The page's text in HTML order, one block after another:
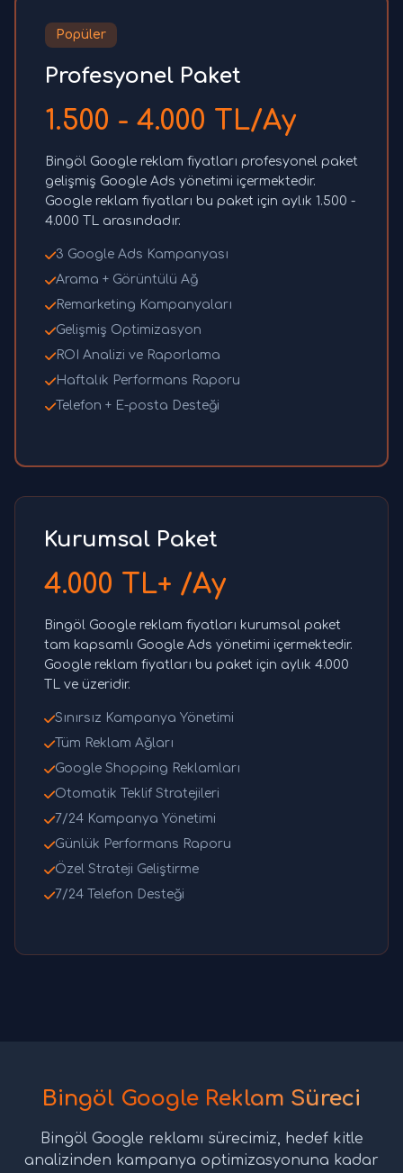
Popüler
Profesyonel Paket
1.500 - 4.000 TL/Ay
Bingöl Google reklam fiyatları profesyonel paket
gelişmiş Google Ads yönetimi içermektedir.
Google reklam fiyatları bu paket için aylık 1.500 -
4.000 TL arasındadır.
3 Google Ads Kampanyası
Arama + Görüntülü Ağ
Remarketing Kampanyaları
Gelişmiş Optimizasyon
ROI Analizi ve Raporlama
Haftalık Performans Raporu
Telefon + E-posta Desteği
Kurumsal Paket
4.000 TL+ /Ay
Bingöl Google reklam fiyatları kurumsal paket
tam kapsamlı Google Ads yönetimi içermektedir.
Google reklam fiyatları bu paket için aylık 4.000
TL ve üzeridir.
Sınırsız Kampanya Yönetimi
Tüm Reklam Ağları
Google Shopping Reklamları
Otomatik Teklif Stratejileri
7/24 Kampanya Yönetimi
Günlük Performans Raporu
Özel Strateji Geliştirme
7/24 Telefon Desteği
Bingöl Google Reklam Süreci
Bingöl Google reklamı sürecimiz, hedef kitle
analizinden kampanya optimizasyonuna kadar